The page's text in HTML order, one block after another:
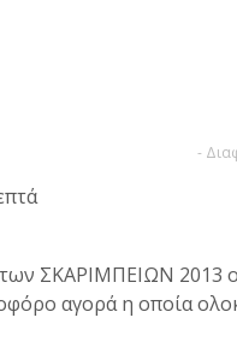
-
ΣΚΑΡΙΜΠΕΙΩΝ 2013
αγορά η οποία